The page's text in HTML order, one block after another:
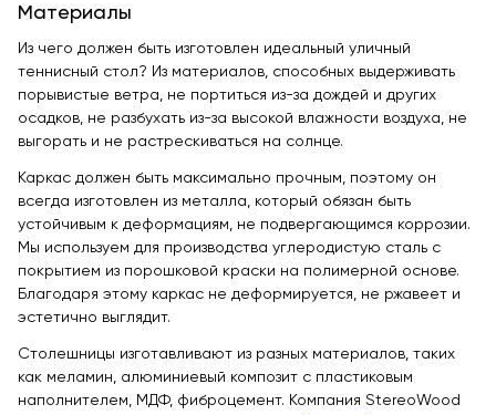
Статьи
Личный кабинет
Материалы
Из чего должен быть изготовлен идеальный уличный
теннисный стол? Из материалов, способных выдерживать
порывистые ветра, не портиться из-за дождей и других
осадков, не разбухать из-за высокой влажности воздуха, не
выгорать и не растрескиваться на солнце.
Каркас должен быть максимально прочным, поэтому он
всегда изготовлен из металла, который обязан быть
устойчивым к деформациям, не подвергающимся коррозии.
Мы используем для производства углеродистую сталь с
покрытием из порошковой краски на полимерной основе.
Благодаря этому каркас не деформируется, не ржавеет и
эстетично выглядит.
Столешницы изготавливают из разных материалов, таких
как меламин, алюминиевый композит с пластиковым
наполнителем, МДФ, фиброцемент. Компания StereoWood